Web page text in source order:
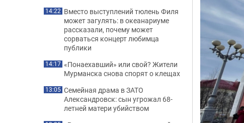
14:22 Вместо выступлений тюлень Филя
может загулять: в океанариуме
рассказали, почему может
сорваться концерт любимца
публики
14:17 «Понаехавший» или свой? Жители
Мурманска снова спорят о клещах
13:05 Семейная драма в ЗАТО
Александровск: сын угрожал 68-
летней матери убийством